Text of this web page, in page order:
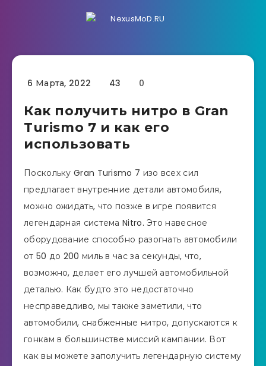
6 Марта, 2022 43 0
Как получить нитро в Gran
Turismo 7 и как его
использовать
Поскольку Gran Turismo 7 изо всех сил
предлагает внутренние детали автомобиля,
можно ожидать, что позже в игре появится
легендарная система Nitro. Это навесное
оборудование способно разогнать автомобили
от 50 до 200 миль в час за секунды, что,
возможно, делает его лучшей автомобильной
деталью. Как будто это недостаточно
несправедливо, мы также заметили, что
автомобили, снабженные нитро, допускаются к
гонкам в большинстве миссий кампании. Вот
как вы можете заполучить легендарную систему